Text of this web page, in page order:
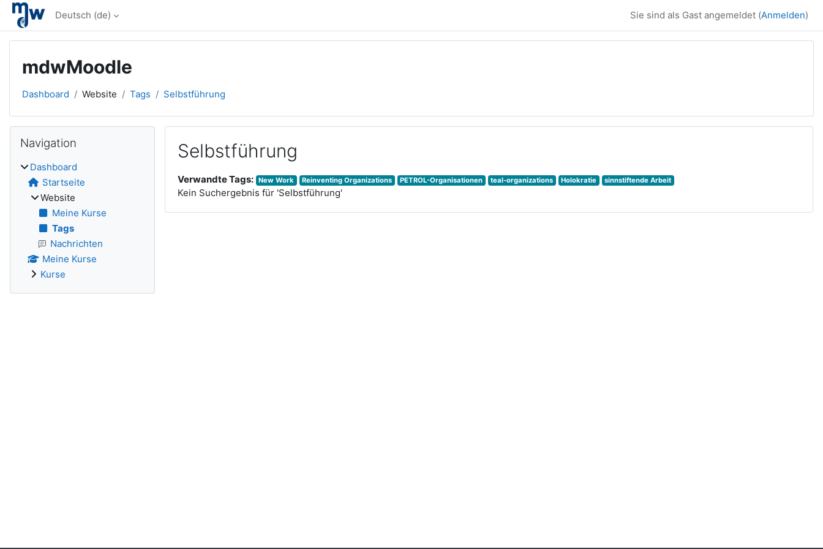
Zum Hauptinhalt
Deutsch ‎(de)‎ Sie sind als Gast angemeldet (Anmelden)
mdwMoodle
Dashboard Website Tags Selbstführung
Selbstführung
Verwandte Tags: New Work Reinventing Organizations PETROL-Organisationen teal-organizations Holokratie sinnstiftende Arbeit
Kein Suchergebnis für 'Selbstführung'
Blöcke
Navigation
Dashboard
Startseite
Website
Meine Kurse
Tags
Nachrichten
Meine Kurse
Kurse